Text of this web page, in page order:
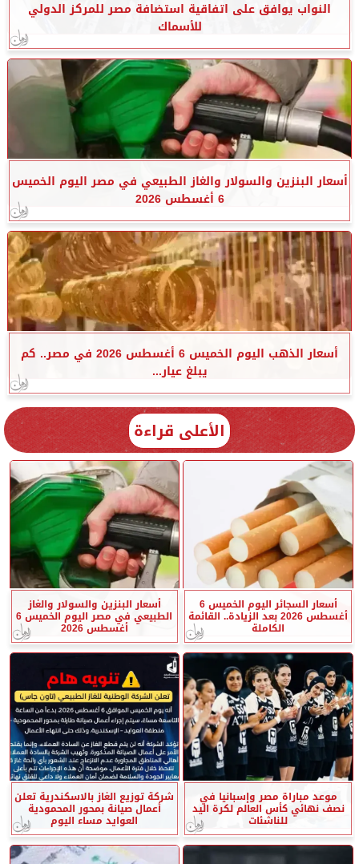
النواب يوافق على اتفاقية استضافة مصر للمركز الدولي
للأسماك
أسعار البنزين والسولار والغاز الطبيعي في مصر اليوم الخميس
6 أغسطس 2026
أسعار الذهب اليوم الخميس 6 أغسطس 2026 في مصر.. كم
يبلغ عيار...
الأعلى قراءة
أسعار السجائر اليوم الخميس 6
أغسطس 2026 بعد الزيادة.. القائمة
الكاملة
أسعار البنزين والسولار والغاز
الطبيعي في مصر اليوم الخميس 6
أغسطس 2026
موعد مباراة مصر وإسبانيا في
نصف نهائي كأس العالم لكرة اليد
للناشئات
شركة توزيع الغاز بالاسكندرية تعلن
أعمال صيانة بمحور المحمودية
العوايد مساء اليوم